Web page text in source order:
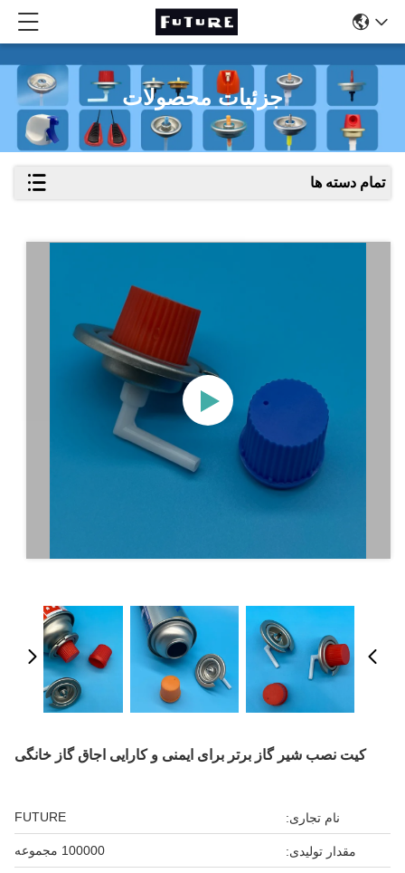
جزئیات محصولات
تمام دسته ها
کیت نصب شیر گاز برتر برای ایمنی و کارایی اجاق گاز خانگی
نام تجاری: FUTURE
مقدار تولیدی: 100000 مجموعه